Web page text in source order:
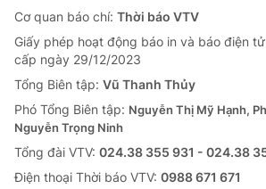
Cơ quan báo chí: Thời báo VTV
Giấy phép hoạt động báo in và báo điện
cấp ngày 29/12/2023
Tổng Biên tập: Vũ Thanh Thủy
Phó Tổng Biên tập: Nguyễn Thị Mỹ Hạnh,
Nguyễn Trọng Ninh
Tổng đài VTV: 024.38 355 931 - 024.38
Ðiện thoại Thời báo VTV: 0988 671 671